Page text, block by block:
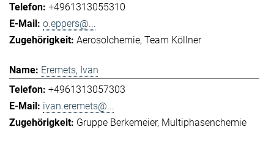
+4961313055310
o.eppers@...
Aerosolchemie Team Köllner
Eremets, Ivan
+4961313057303
ivan.eremets@...
Gruppe Berkemeier Multiphasenchemie